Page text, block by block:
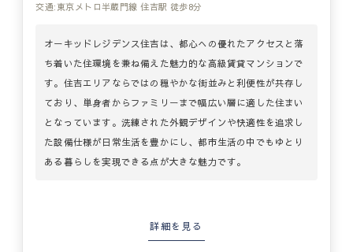
交通:東京メトロ半蔵門線 住吉駅 徒歩8分
オーキッドレジデンス住吉は、都心への優れたアクセスと落
ち着いた住環境を兼ね備えた魅力的な高級賃貸マンションで
す。住吉エリアならではの穏やかな街並みと利便性が共存し
ており、単身者からファミリーまで幅広い層に適した住まい
となっています。洗練された外観デザインや快適性を追求し
た設備仕様が日常生活を豊かにし、都市生活の中でもゆとり
ある暮らしを実現できる点が大きな魅力です。
詳細を見る